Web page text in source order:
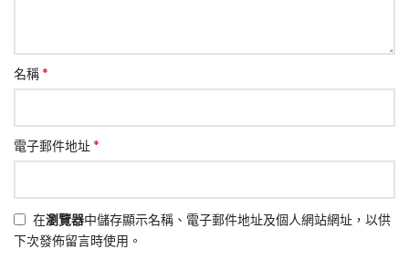
名稱*
電子郵件地址*
在瀏覽器中儲存顯示名稱、電子郵件地址及個人網站網址，以供
下次發佈留言時使用。